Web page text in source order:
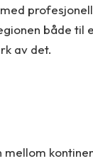
både til
av det.